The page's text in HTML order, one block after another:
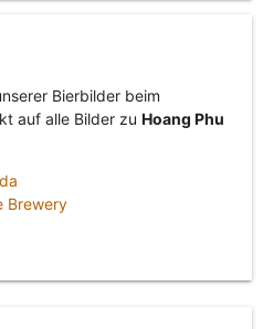
Bierbilder beim
auf alle Bilder zu Hoang Phu
Brewery